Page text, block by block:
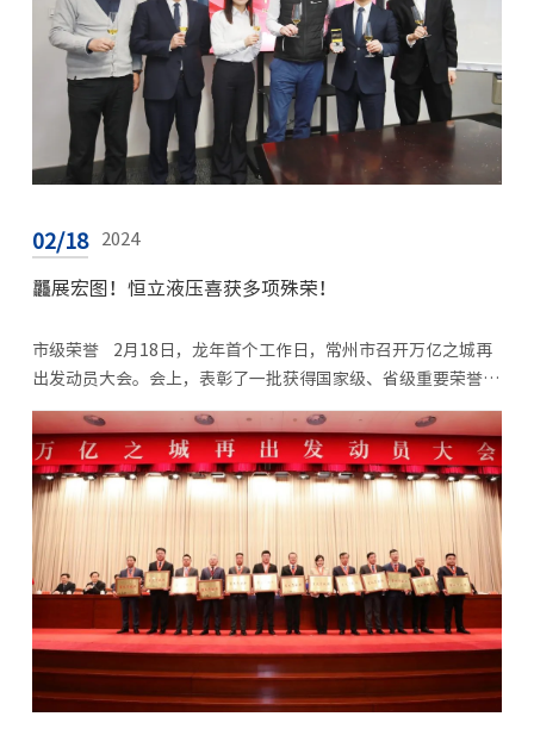
02/18 2024
龘展宏图！恒立液压喜获多项殊荣！
市级荣誉 2月18日，龙年首个工作日，常州市召开万亿之城再
出发动员大会。会上，表彰了一批获得国家级、省级重要荣誉和
作出重要贡献的企业、单位、个人，以及2023年度“星级企
业”。 &nb...